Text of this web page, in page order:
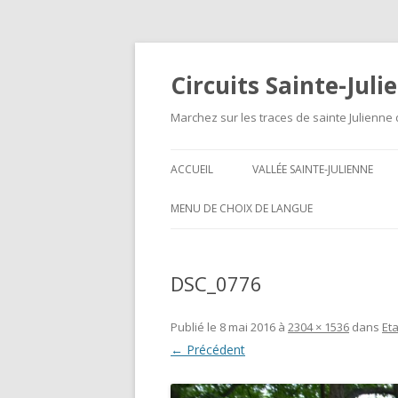
Circuits Sainte-
Marchez sur les traces de sainte Julienne
ACCUEIL VALLÉE SAINTE-JULIENNE
SOURCES ET MÉANDRES DU
MENU DE CHOIX DE LANGUE
DSC_0776
Publié le 8 mai 2016 à 2304 × 1536 dans
← Précédent